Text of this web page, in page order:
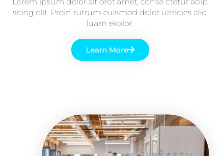
Lorem ipsum dolor sit orot amet, conse ctetur adip
scing elit. Proin rutrum euismod dolor ultricies aliq
luam ekolor.
Learn More